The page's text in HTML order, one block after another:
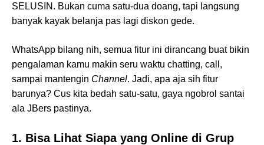
SELUSIN. Bukan cuma satu-dua doang, tapi langsung
banyak kayak belanja pas lagi diskon gede.
WhatsApp bilang nih, semua fitur ini dirancang buat bikin
pengalaman kamu makin seru waktu chatting, call,
sampai mantengin Channel. Jadi, apa aja sih fitur
barunya? Cus kita bedah satu-satu, gaya ngobrol santai
ala JBers pastinya.
1. Bisa Lihat Siapa yang Online di Grup